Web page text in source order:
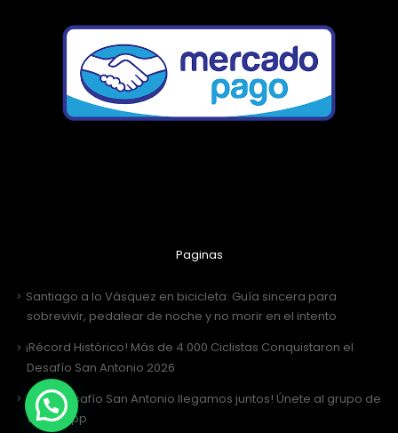
Paginas
Santiago a lo Vásquez en bicicleta: Guía sincera para
sobrevivir, pedalear de noche y no morir en el intento
¡Récord Histórico! Más de 4.000 Ciclistas Conquistaron el
Desafío San Antonio 2026
¡Al Desafío San Antonio llegamos juntos! Únete al grupo de
WhatsApp